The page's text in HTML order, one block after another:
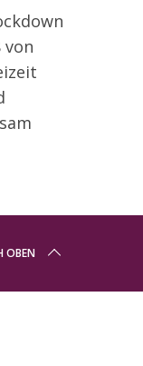
von
OBEN